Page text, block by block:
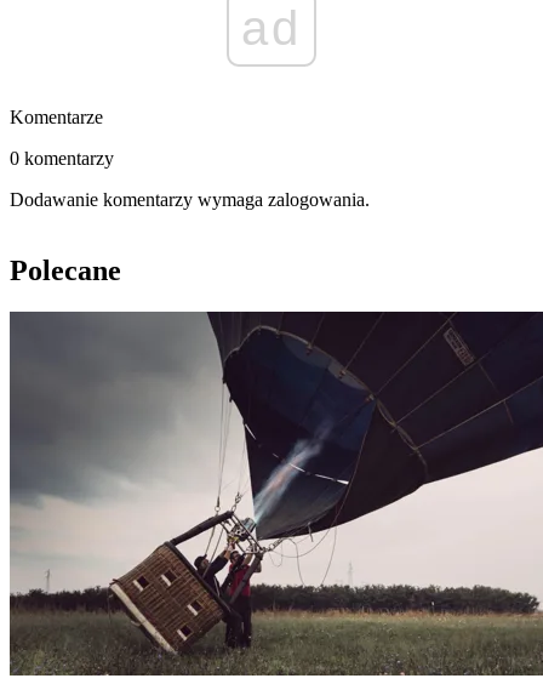
ad
Komentarze
0 komentarzy
Dodawanie komentarzy wymaga zalogowania.
Polecane